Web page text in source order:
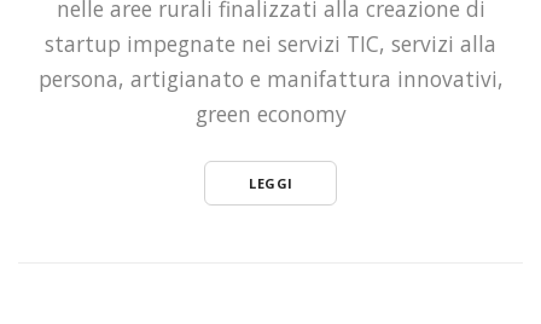
nelle aree rurali finalizzati alla creazione di
startup impegnate nei servizi TIC, servizi alla
persona, artigianato e manifattura innovativi,
green economy
LEGGI